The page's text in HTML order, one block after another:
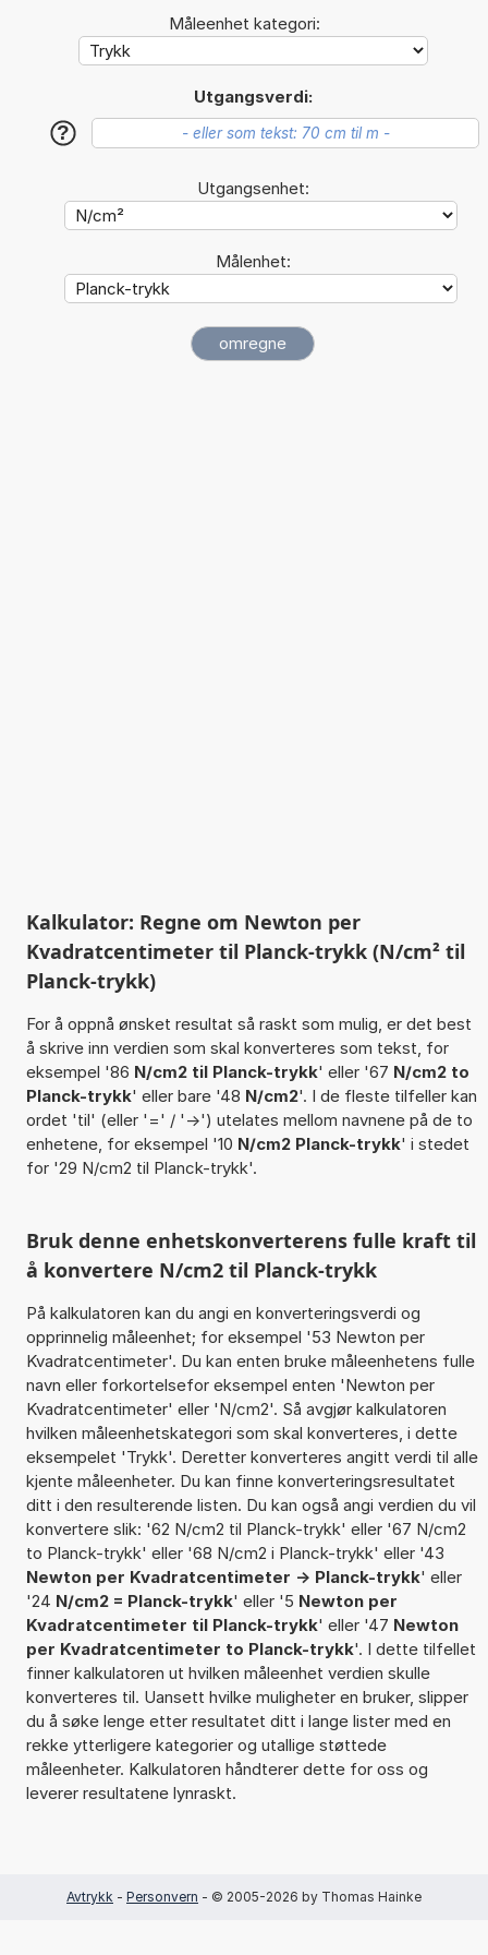
Måleenhet kategori:
Utgangsverdi:
?
Utgangsenhet:
Målenhet:
Kalkulator: Regne om Newton per
Kvadratcentimeter til Planck-trykk (N/cm² til
Planck-trykk)
For å oppnå ønsket resultat så raskt som mulig, er det best
å skrive inn verdien som skal konverteres som tekst, for
eksempel '86 N/cm2 til Planck-trykk' eller '67 N/cm2 to
Planck-trykk' eller bare '48 N/cm2'. I de fleste tilfeller kan
ordet 'til' (eller '=' / '->') utelates mellom navnene på de to
enhetene, for eksempel '10 N/cm2 Planck-trykk' i stedet
for '29 N/cm2 til Planck-trykk'.
Bruk denne enhetskonverterens fulle kraft til
å konvertere N/cm2 til Planck-trykk
På kalkulatoren kan du angi en konverteringsverdi og
opprinnelig måleenhet; for eksempel '53 Newton per
Kvadratcentimeter'. Du kan enten bruke måleenhetens fulle
navn eller forkortelsefor eksempel enten 'Newton per
Kvadratcentimeter' eller 'N/cm2'. Så avgjør kalkulatoren
hvilken måleenhetskategori som skal konverteres, i dette
eksempelet 'Trykk'. Deretter konverteres angitt verdi til alle
kjente måleenheter. Du kan finne konverteringsresultatet
ditt i den resulterende listen. Du kan også angi verdien du vil
konvertere slik: '62 N/cm2 til Planck-trykk' eller '67 N/cm2
to Planck-trykk' eller '68 N/cm2 i Planck-trykk' eller '43
Newton per Kvadratcentimeter -> Planck-trykk' eller
'24 N/cm2 = Planck-trykk' eller '5 Newton per
Kvadratcentimeter til Planck-trykk' eller '47 Newton
per Kvadratcentimeter to Planck-trykk'. I dette tilfellet
finner kalkulatoren ut hvilken måleenhet verdien skulle
konverteres til. Uansett hvilke muligheter en bruker, slipper
du å søke lenge etter resultatet ditt i lange lister med en
rekke ytterligere kategorier og utallige støttede
måleenheter. Kalkulatoren håndterer dette for oss og
leverer resultatene lynraskt.
Avtrykk - Personvern - © 2005-2026 by Thomas Hainke